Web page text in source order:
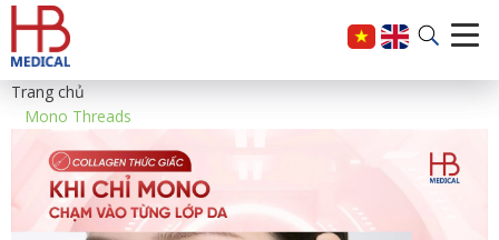
Trang chủ
Mono Threads